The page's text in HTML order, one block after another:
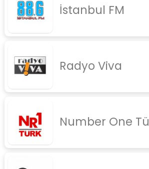
İstanbul FM
Radyo Viva
Number One